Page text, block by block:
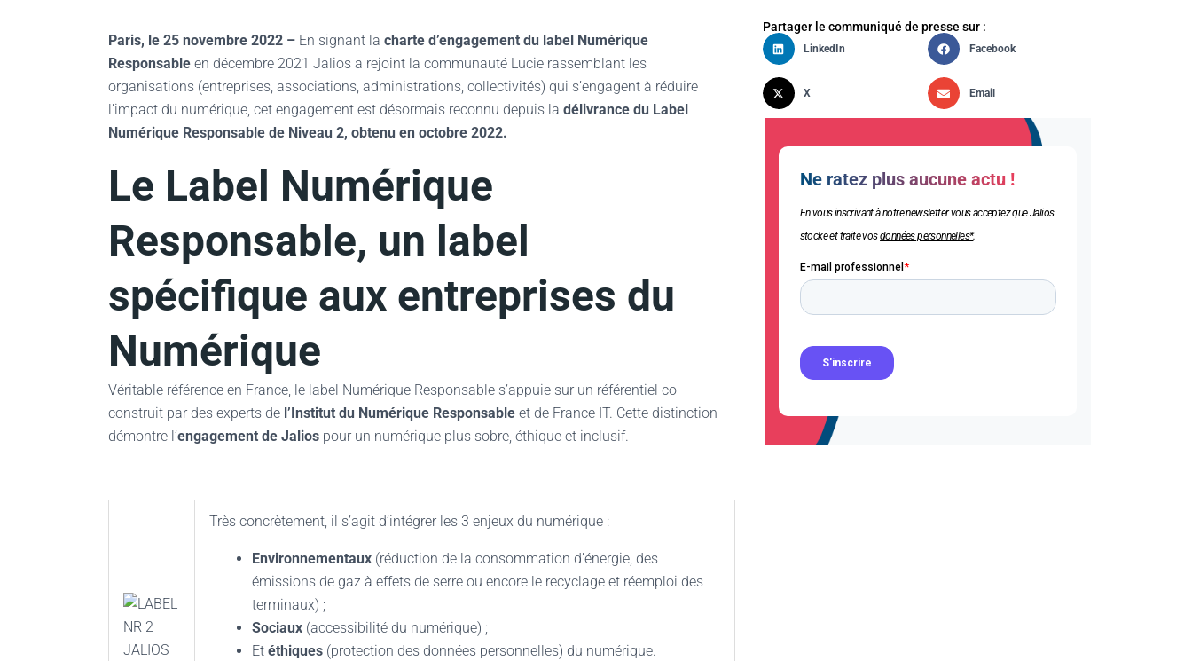
Paris, le 25 novembre 2022 – En signant la charte d’engagement du label Numérique
Responsable en décembre 2021 Jalios a rejoint la communauté Lucie rassemblant les
organisations (entreprises, associations, administrations, collectivités) qui s’engagent à réduire
l’impact du numérique, cet engagement est désormais reconnu depuis la délivrance du Label
Numérique Responsable de Niveau 2, obtenu en octobre 2022.
Le Label Numérique
Responsable, un label
spécifique aux entreprises du
Numérique
Véritable référence en France, le label Numérique Responsable s’appuie sur un référentiel co-
construit par des experts de l’Institut du Numérique Responsable et de France IT. Cette distinction
démontre l’engagement de Jalios pour un numérique plus sobre, éthique et inclusif.
Très concrètement, il s’agit d’intégrer les 3 enjeux du numérique :
Environnementaux (réduction de la consommation d’énergie, des
émissions de gaz à effets de serre ou encore le recyclage et réemploi des
terminaux) ;
Sociaux (accessibilité du numérique) ;
Et éthiques (protection des données personnelles) du numérique.
Partager le communiqué de presse sur :
LinkedIn Facebook
X Email
Ne ratez plus aucune actu !
En vous inscrivant à notre newsletter vous acceptez que Jalios
stocke et traite vosdonnées personnelles*.